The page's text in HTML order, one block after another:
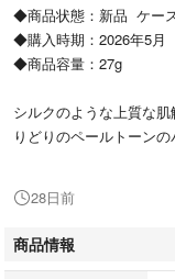
◆商品状態：新品 ケー
◆購入時期：2026年5月
◆商品容量：27g
シルクのような上質な
りどりのペールトーン
ら、肌に透明感のある
※ 海外(免税店)での購入
品と多少仕様やデザイン
28日前
商品情報